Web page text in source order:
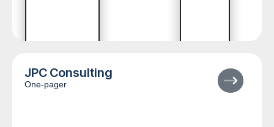
JPC Consulting
One-pager